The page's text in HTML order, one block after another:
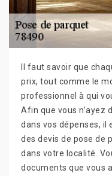
Il faut savoir que
prix, tout comme le
professionnel à qui
Afin que vous n’ayez
dans vos dépenses, il
des devis de pose de
dans votre localité.
documents que vous